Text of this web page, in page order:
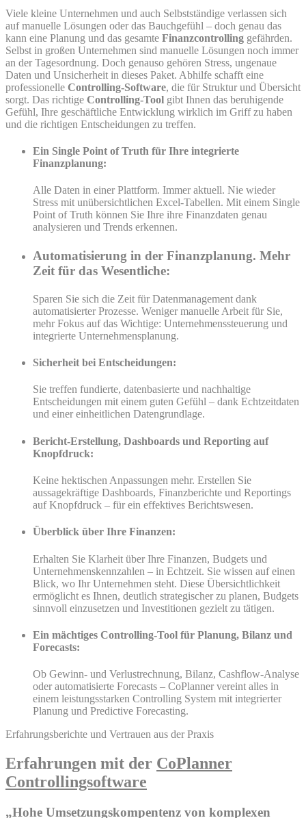
Viele kleine Unternehmen und auch Selbstständige verlassen sich
auf manuelle Lösungen oder das Bauchgefühl – doch genau das
kann eine Planung und das gesamte Finanzcontrolling gefährden.
Selbst in großen Unternehmen sind manuelle Lösungen noch immer
an der Tagesordnung. Doch genauso gehören Stress, ungenaue
Daten und Unsicherheit in dieses Paket. Abhilfe schafft eine
professionelle Controlling-Software, die für Struktur und Übersicht
sorgt. Das richtige Controlling-Tool gibt Ihnen das beruhigende
Gefühl, Ihre geschäftliche Entwicklung wirklich im Griff zu haben
und die richtigen Entscheidungen zu treffen.
Ein Single Point of Truth für Ihre integrierte
Finanzplanung:
Alle Daten in einer Plattform. Immer aktuell. Nie wieder
Stress mit unübersichtlichen Excel-Tabellen. Mit einem Single
Point of Truth können Sie Ihre ihre Finanzdaten genau
analysieren und Trends erkennen.
Automatisierung in der Finanzplanung. Mehr
Zeit für das Wesentliche:
Sparen Sie sich die Zeit für Datenmanagement dank
automatisierter Prozesse. Weniger manuelle Arbeit für Sie,
mehr Fokus auf das Wichtige: Unternehmenssteuerung und
integrierte Unternehmensplanung.
Sicherheit bei Entscheidungen:
Sie treffen fundierte, datenbasierte und nachhaltige
Entscheidungen mit einem guten Gefühl – dank Echtzeitdaten
und einer einheitlichen Datengrundlage.
Bericht-Erstellung, Dashboards und Reporting auf
Knopfdruck:
Keine hektischen Anpassungen mehr. Erstellen Sie
aussagekräftige Dashboards, Finanzberichte und Reportings
auf Knopfdruck – für ein effektives Berichtswesen.
Überblick über Ihre Finanzen:
Erhalten Sie Klarheit über Ihre Finanzen, Budgets und
Unternehmenskennzahlen – in Echtzeit. Sie wissen auf einen
Blick, wo Ihr Unternehmen steht. Diese Übersichtlichkeit
ermöglicht es Ihnen, deutlich strategischer zu planen, Budgets
sinnvoll einzusetzen und Investitionen gezielt zu tätigen.
Ein mächtiges Controlling-Tool für Planung, Bilanz und
Forecasts:
Ob Gewinn- und Verlustrechnung, Bilanz, Cashflow-Analyse
oder automatisierte Forecasts – CoPlanner vereint alles in
einem leistungsstarken Controlling System mit integrierter
Planung und Predictive Forecasting.
Erfahrungsberichte und Vertrauen aus der Praxis
Erfahrungen mit der CoPlanner
Controllingsoftware
„Hohe Umsetzungskompentenz von komplexen